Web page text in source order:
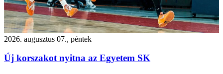
2026. augusztus 07., péntek
Új korszakot nyitna az Egyetem SK